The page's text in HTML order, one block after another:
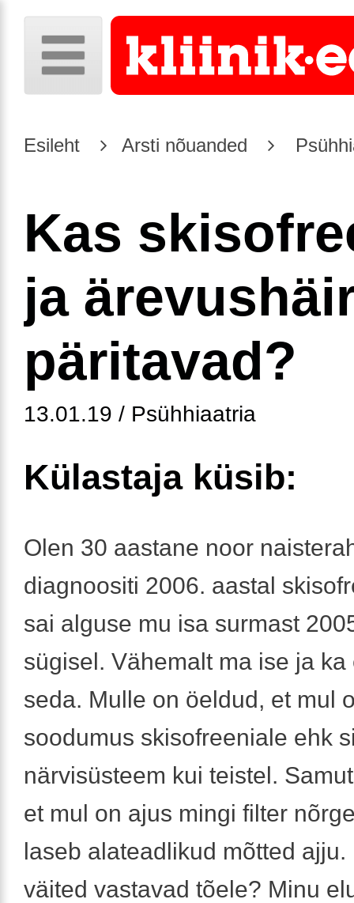
Esileht Arsti nõuanded
Kas
ja
päritavad?
13.01.19 / Psühhiaatria
Külastaja küsib:
Olen 30 aastane noor
diagnoositi 2006. aastal
sai alguse mu isa surmast
sügisel. Vähemalt ma ise ja ka
seda. Mulle on öeldud, et mul
soodumus skisofreeniale ehk
närvisüsteem kui teistel.
et mul on ajus mingi filter
laseb alateadlikud mõtted ajju.
väited vastavad tõele? Minu